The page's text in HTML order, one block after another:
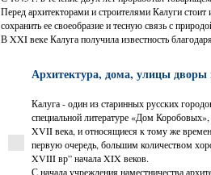
Перед архитекторами и строителями Калуги
сохранить ее своеобразие и тесную связь с
В XXI веке Калуга получила известность
Архитектура, дома, улицы дворы
Калуга - один из старинных русских
специальной литературе «Дом
XVII века, и относящиеся к тому же
первую очередь, большим количеством
XVIII вр” начала XIX веков.
С начала учреждения наместничества